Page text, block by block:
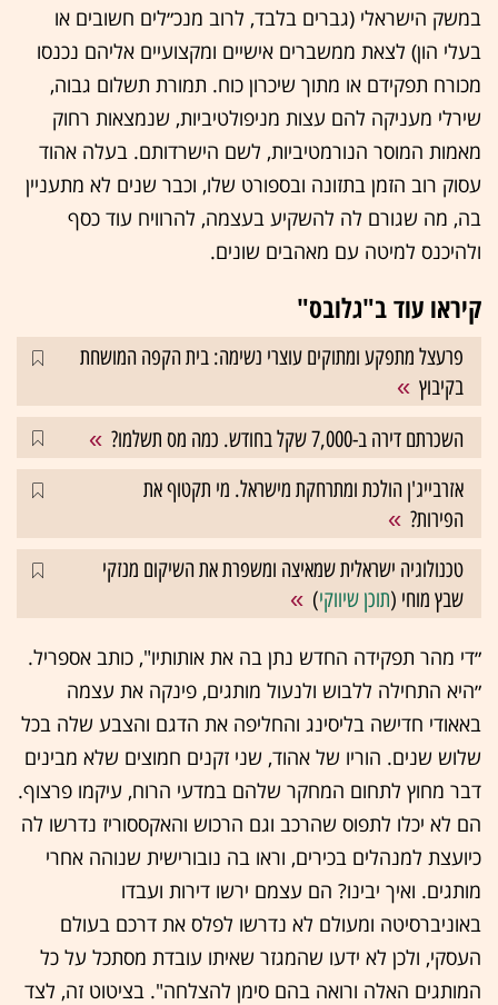
במשק הישראלי (גברים בלבד, לרוב מנכ״לים חשובים או
בעלי הון) לצאת ממשברים אישיים ומקצועיים אליהם נכנסו
מכורח תפקידם או מתוך שיכרון כוח. תמורת תשלום גבוה,
שירלי מעניקה להם עצות מניפולטיביות, שנמצאות רחוק
מאמות המוסר הנורמטיביות, לשם הישרדותם. בעלה אהוד
עסוק רוב הזמן בתזונה ובספורט שלו, וכבר שנים לא מתעניין
בה, מה שגורם לה להשקיע בעצמה, להרוויח עוד כסף
ולהיכנס למיטה עם מאהבים שונים.
קיראו עוד ב"גלובס"
פרעצל מתפקע ומתוקים עוצרי נשימה: בית הקפה המושחת
בקיבוץ
השכרתם דירה ב-7,000 שקל בחודש. כמה מס תשלמו?
אזרבייג'ן הולכת ומתרחקת מישראל. מי תקטוף את
הפירות?
טכנולוגיה ישראלית שמאיצה ומשפרת את השיקום מנזקי
שבץ מוחי (תוכן שיווקי)
״די מהר תפקידה החדש נתן בה את אותותיו", כותב אספריל.
״היא התחילה ללבוש ולנעול מותגים, פינקה את עצמה
באאודי חדישה בליסינג והחליפה את הדגם והצבע שלה בכל
שלוש שנים. הוריו של אהוד, שני זקנים חמוצים שלא מבינים
דבר מחוץ לתחום המחקר שלהם במדעי הרוח, עיקמו פרצוף.
הם לא יכלו לתפוס שהרכב וגם הרכוש והאקססוריז נדרשו לה
כיועצת למנהלים בכירים, וראו בה נובורישית שנוהה אחרי
מותגים. ואיך יבינו? הם עצמם ירשו דירות ועבדו
באוניברסיטה ומעולם לא נדרשו לפלס את דרכם בעולם
העסקי, ולכן לא ידעו שהמגזר שאיתו עובדת מסתכל על כל
המותגים האלה ורואה בהם סימן להצלחה". בציטוט זה, לצד